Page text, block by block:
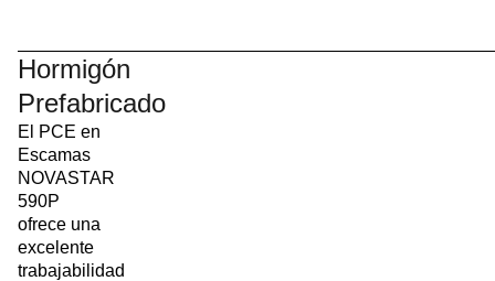
Hormigón
Prefabricado
El PCE en
Escamas
NOVASTAR
590P
ofrece una
excelente
trabajabilidad